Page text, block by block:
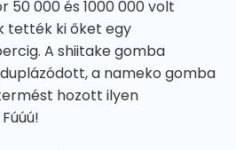
50 000 és 1000 000 volt
tették ki őket egy
A shiitake gomba
a nameko gomba
hozott ilyen